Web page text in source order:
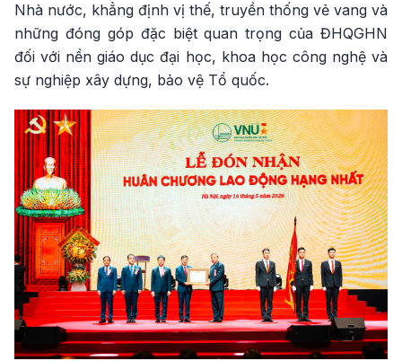
Nhà nước, khẳng định vị thế, truyền thống vẻ vang và
những đóng góp đặc biệt quan trọng của ĐHQGHN
đối với nền giáo dục đại học, khoa học công nghệ và
sự nghiệp xây dựng, bảo vệ Tổ quốc.